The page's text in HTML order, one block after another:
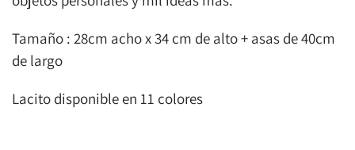
Tamaño : 28cm acho x 34 cm de alto + asas de 40cm
de largo
Lacito disponible en 11 colores